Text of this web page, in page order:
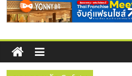
โซลูชันระบบภาพและ
ข้อมูล
ธุรกิจ